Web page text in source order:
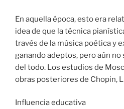
En aquella época, esto era
idea de que la técnica
través de la música poética y
ganando adeptos, pero aún
del todo. Los estudios de
obras posteriores de Chopin,
Influencia educativa